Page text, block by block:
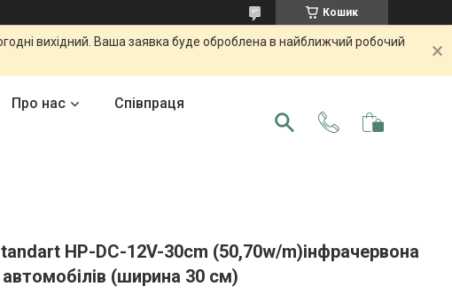
Кошик
вихідний. Ваша заявка буде оброблена в найближчий робочий
Про нас Співпраця
HP-DC-12V-30cm (50,70w/m)інфрачервона
(ширина 30 см)